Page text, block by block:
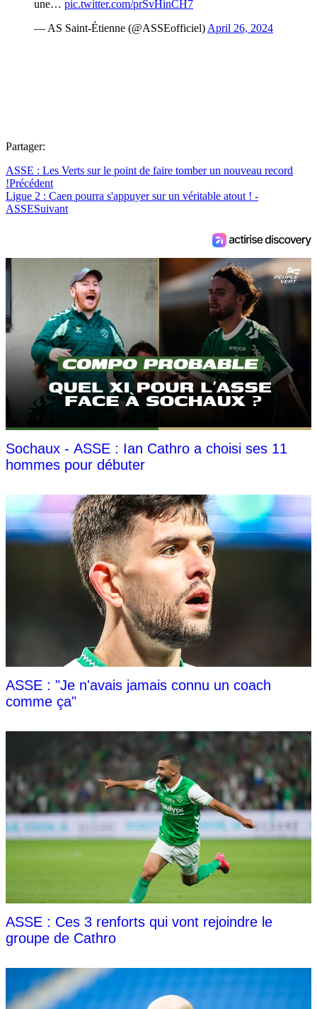
une… pic.twitter.com/prSvHinCH7
— AS Saint-Étienne (@ASSEofficiel)April 26, 2024
Partager:
ASSE : Les Verts sur le point de faire tomber un nouveau record
!Précédent
Ligue 2 : Caen pourra s'appuyer sur un véritable atout ! -
ASSESuivant
Sochaux - ASSE : Ian Cathro a choisi ses 11
hommes pour débuter
ASSE : "Je n'avais jamais connu un coach
comme ça"
ASSE : Ces 3 renforts qui vont rejoindre le
groupe de Cathro